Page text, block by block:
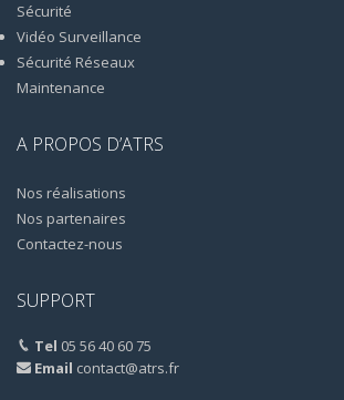
Sécurité
Vidéo Surveillance
Sécurité Réseaux
Maintenance
A PROPOS D’ATRS
Nos réalisations
Nos partenaires
Contactez-nous
SUPPORT
Tel 05 56 40 60 75
Email contact@atrs.fr